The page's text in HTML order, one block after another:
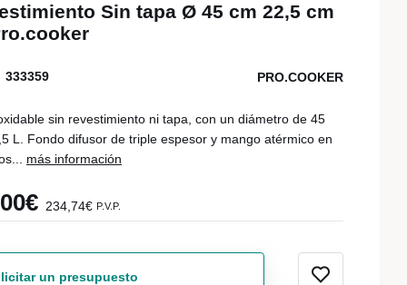
Sin tapa Ø 45 cm 22,5 cm
333359 PRO.COOKER
sin revestimiento ni tapa, con un diámetro de 45
L. Fondo difusor de triple espesor y mango atérmico en
más información
234,74€ P.V.P.
un presupuesto